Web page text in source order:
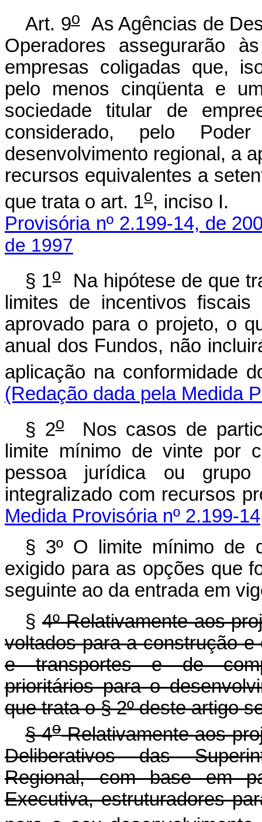
Art. 9oAs Agências de
Operadores assegurarão
empresas coligadas que,
pelo menos cinqüenta e
sociedade titular de
considerado, pelo
desenvolvimento regional, a
recursos equivalentes a
que trata o art. 1o,
Provisória nº 2.199-14, de
de 1997
§ 1oNa hipótese de que
limites de incentivos
aprovado para o projeto, o
anual dos Fundos, não
aplicação na conformidade
(Redação dada pela Medida
§ 2oNos casos de
limite mínimo de vinte por
pessoa jurídica ou
integralizado com recursos
Medida Provisória nº 2.199-
§ 3º O limite mínimo de
exigido para as opções que
seguinte ao da entrada em
§ 4º Relativamente aos
voltados para a construção
e transportes e de
prioritários para o
que trata o § 2º deste artigo
§ 4oRelativamente aos
Deliberativos das
Regional, com base em
Executiva, estruturadores